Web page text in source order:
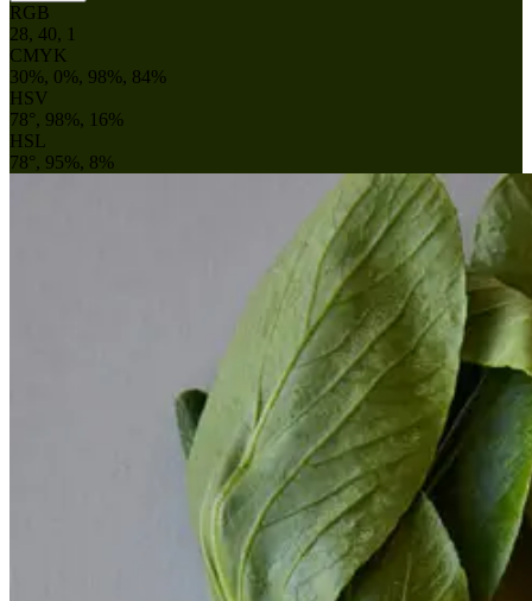
RGB
28, 40, 1
CMYK
30%, 0%, 98%, 84%
HSV
78°, 98%, 16%
HSL
78°, 95%, 8%